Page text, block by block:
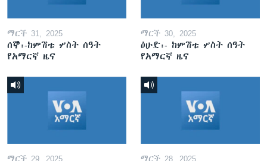
ማርች 31, 2025
ሰኞ፡-ከምሽቱ ሦስት ሰዓት
የአማርኛ ዜና
ማርች 30, 2025
ዕሁድ፡- ከምሽቱ ሦስት ሰዓት
የአማርኛ ዜና
ማርች 29, 2025 ማርች 28, 2025